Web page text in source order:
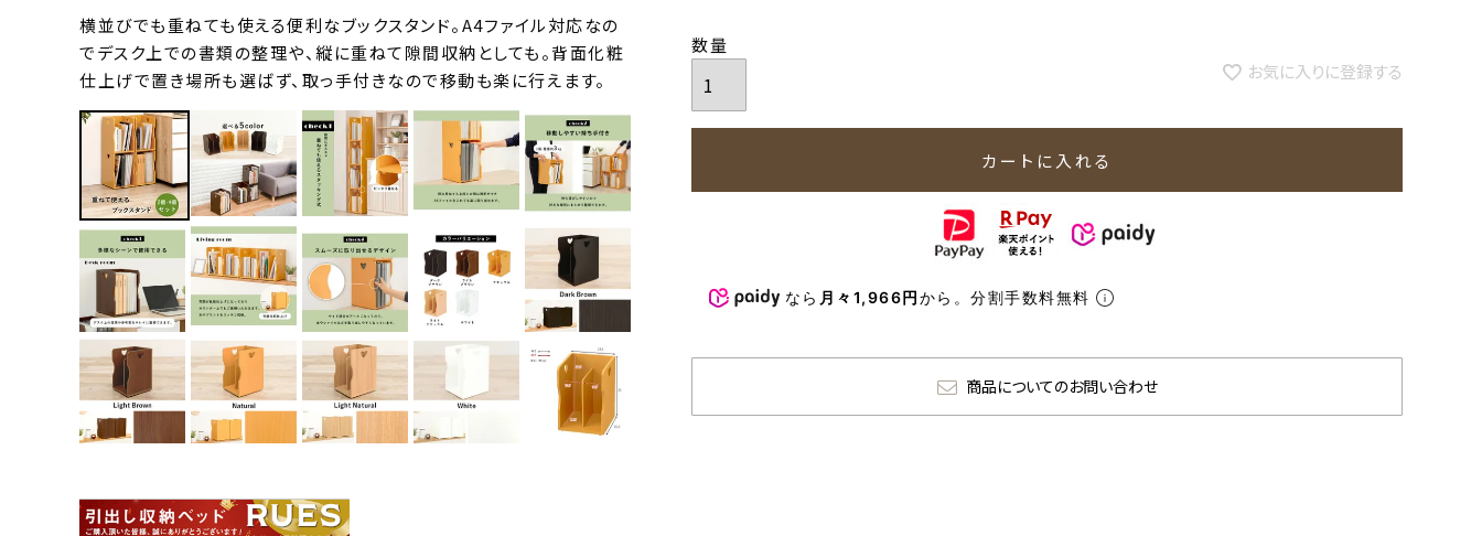
横並びでも重ねても使える便利なブックスタンド。A4ファイル対応なの
でデスク上での書類の整理や、縦に重ねて隙間収納としても。背面化粧
仕上げで置き場所も選ばず、取っ手付きなので移動も楽に行えます。
お気に入りに登録する
カートに入れる
なら 月々1,966円から。分割手数料無料
商品についてのお問い合わせ